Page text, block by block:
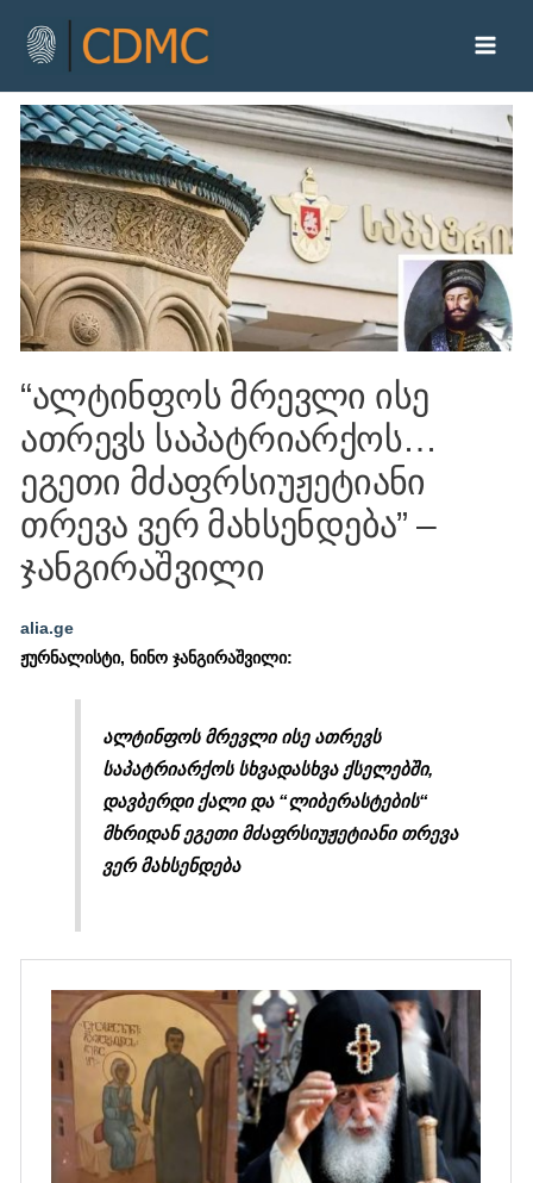
“ალტინფოს მრევლი ისე
ათრევს საპატრიარქოს…
ეგეთი მძაფრსიუჟეტიანი
თრევა ვერ მახსენდება” –
ჯანგირაშვილი
alia.ge
ჟურნალისტი, ნინო ჯანგირაშვილი:
ალტინფოს მრევლი ისე ათრევს
საპატრიარქოს სხვადასხვა ქსელებში,
დავბერდი ქალი და “ლიბერასტების“
მხრიდან ეგეთი მძაფრსიუჟეტიანი თრევა
ვერ მახსენდება